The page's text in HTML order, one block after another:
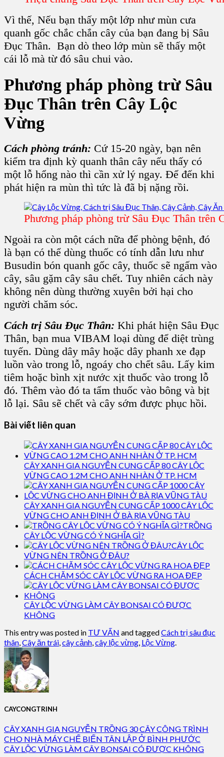
Vì thế, Nếu bạn thấy một lớp như mùn cưa
quanh gốc chắc chắn cây của bạn đang bị Sâu
Đục Thân. Bạn dò theo lớp mùn sẽ thấy một
cái lỗ mà từ đó sâu chui vào.
Phương pháp phòng trừ Sâu
Đục Thân trên Cây Lộc
Vừng
Cách phòng tránh: Cứ 15-20 ngày, bạn nên
kiểm tra định kỳ quanh thân cây nếu thấy có
một lỗ hổng nào thì cần xử lý ngay. Để đến khi
phát hiện ra mùn thì tức là đã bị nặng rồi.
Phương pháp phòng trừ Sâu Đục Thân trên
Ngoài ra còn một cách nữa để phòng bệnh, đó
là bạn có thể dùng thuốc có tính dẫn lưu như
Busudin bón quanh gốc cây, thuốc sẽ ngấm vào
cây, sâu gặm cây sâu chết. Tuy nhiên cách này
không nên dùng thường xuyên bởi hại cho
người chăm sóc.
Cách trị Sâu Đục Thân: Khi phát hiện Sâu Đục
Thân, bạn mua VIBAM loại dùng để diệt trùng
tuyến. Dùng dây mây hoặc dây phanh xe đạp
luồn vào trong lỗ, ngoáy cho chết sâu. Lấy kim
tiêm hoặc bình xịt nước xịt thuốc vào trong lỗ
đó. Thêm vào đó ta tẩm thuốc vào bông và bịt
lỗ lại. Sâu sẽ chết và cây sớm được phục hồi.
Bài viết liên quan
CÂY XANH GIA NGUYỄN CUNG CẤP 80 CÂY LỘC
VỪNG CAO 1.2M CHO ANH NHÀN Ở TP. HCM
CÂY XANH GIA NGUYỄN CUNG CẤP 1000 CÂY LỘC
VỪNG CHO ANH ĐỊNH Ở BÀ RỊA VŨNG TÀU
TRỒNG
CÂY LỘC VỪNG CÓ Ý NGHĨA GÌ?
CÂY LỘC
VỪNG NÊN TRỒNG Ở ĐÂU?
CÁCH CHĂM SÓC CÂY LỘC VỪNG RA HOA ĐẸP
CÂY LỘC VỪNG LÀM CÂY BONSAI CÓ ĐƯỢC
KHÔNG
This entry was posted in TƯ VẤN and taggedCách trị sâu đục
thân,Cây ăn trái,cây cảnh,cây lộc vừng, Lộc Vừng.
CAYCONGTRINH
CÂY XANH GIA NGUYỄN TRỒNG 30 CÂY CÔNG TRÌNH
CHO NHÀ MÁY CHẾ BIẾN TÂN LẬP Ở BÌNH PHƯỚC
CÂY LỘC VỪNG LÀM CÂY BONSAI CÓ ĐƯỢC KHÔNG